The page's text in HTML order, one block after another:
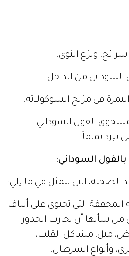
شرائح، ونزع النوى.
السوداني من الداخل.
في مزيج الشوكولاتة.
الفول السوداني
يبرد تماماً.
السوداني:
الصحية، التي تتمثل في ما يلي:
المجففة التي تحتوي على ألياف
من شأنها أن تحارب الجذور
مثل: مشاكل القلب،
وأنواع السرطان.